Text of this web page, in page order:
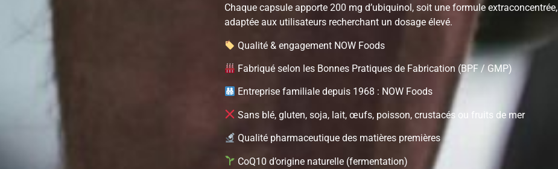
Chaque capsule apporte 200 mg d’ubiquinol, soit une formule extraconcentrée,
adaptée aux utilisateurs recherchant un dosage élevé.
Qualité & engagement NOW Foods
Fabriqué selon les Bonnes Pratiques de Fabrication (BPF / GMP)
Entreprise familiale depuis 1968 : NOW Foods
Sans blé, gluten, soja, lait, œufs, poisson, crustacés ou fruits de mer
Qualité pharmaceutique des matières premières
CoQ10 d’origine naturelle (fermentation)